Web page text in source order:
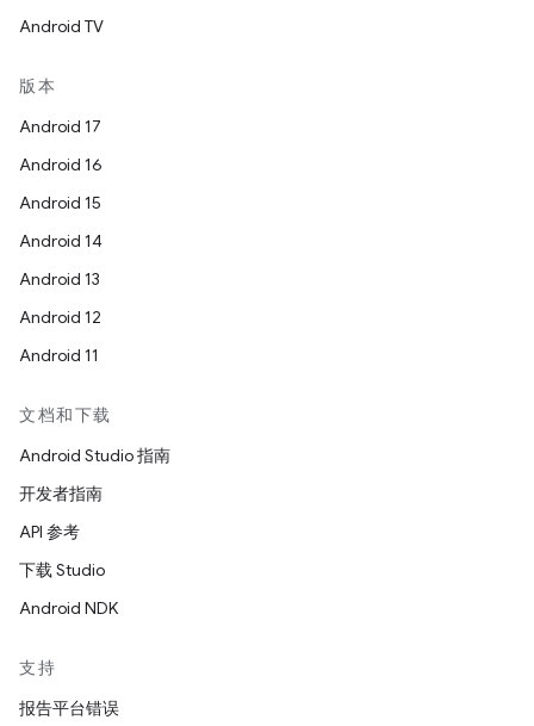
Android TV
版本
Android 17
Android 16
Android 15
Android 14
Android 13
Android 12
Android 11
文档和下载
Android Studio 指南
开发者指南
API 参考
下载 Studio
Android NDK
支持
报告平台错误